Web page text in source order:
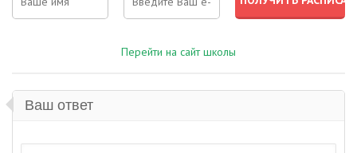
Перейти на сайт школы
Ваш ответ